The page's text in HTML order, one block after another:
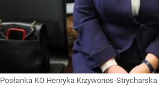
Posłanka KO Henryka Krzywonos-Strycharska